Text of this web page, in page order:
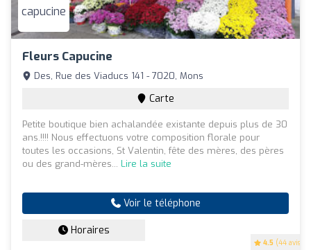
Fleurs Capucine
4.5 (44 avis)
Des, Rue des Viaducs 141 - 7020, Mons
Carte
Petite boutique bien achalandée existante depuis plus de 30
ans.!!!! Nous effectuons votre composition florale pour
toutes les occasions, St Valentin, fête des mères, des pères
ou des grand-mères... Lire la suite
Voir le téléphone
Horaires